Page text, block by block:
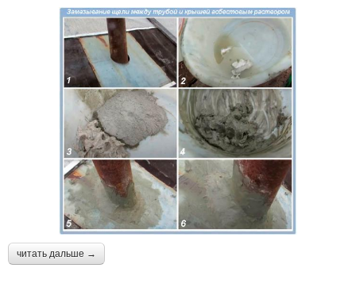
читать дальше →